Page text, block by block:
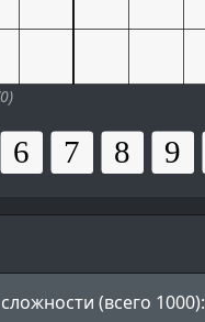
(всего 1000):